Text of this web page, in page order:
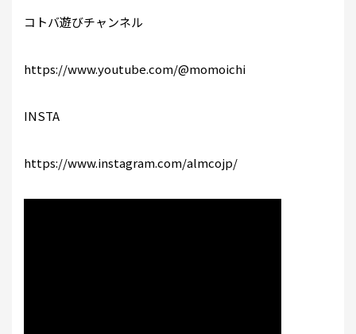
コトバ遊びチャンネル
https://www.youtube.com/@momoichi
INSTA
https://www.instagram.com/almcojp/